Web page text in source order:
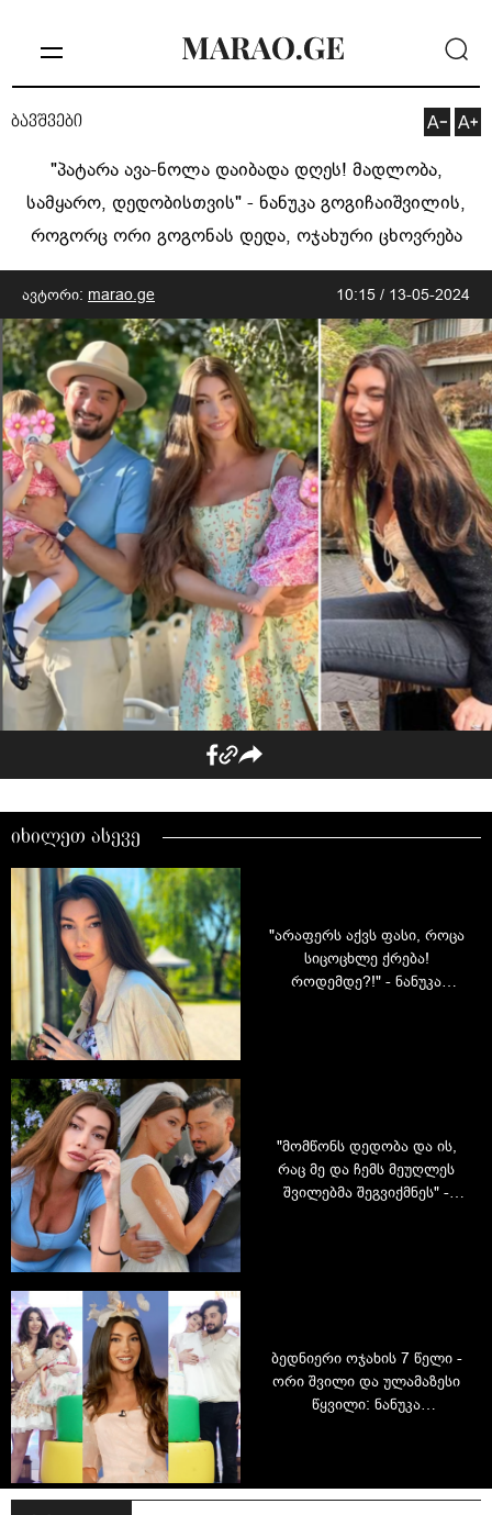
ბავშვები
"პატარა ავა-ნოლა დაიბადა დღეს! მადლობა,
სამყარო, დედობისთვის" - ნანუკა გოგიჩაიშვილის,
როგორც ორი გოგონას დედა, ოჯახური ცხოვრება
ავტორი: marao.ge 10:15 / 13-05-2024
იხილეთ ასევე
"არაფერს აქვს ფასი, როცა
სიცოცხლე ქრება!
როდემდე?!" - ნანუკა
"მომწონს დედობა და ის,
რაც მე და ჩემს მეუღლეს
შვილებმა შეგვიქმნეს" -
ბედნიერი ოჯახის 7 წელი -
ორი შვილი და ულამაზესი
წყვილი: ნანუკა